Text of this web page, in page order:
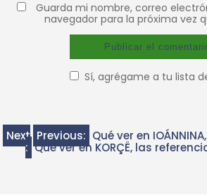
Guarda mi nombre, correo
navegador para la próxima vez
Sí, agrégame a tu lista
Previous: Qué ver en
Next
: Qué ver en KORÇË, las